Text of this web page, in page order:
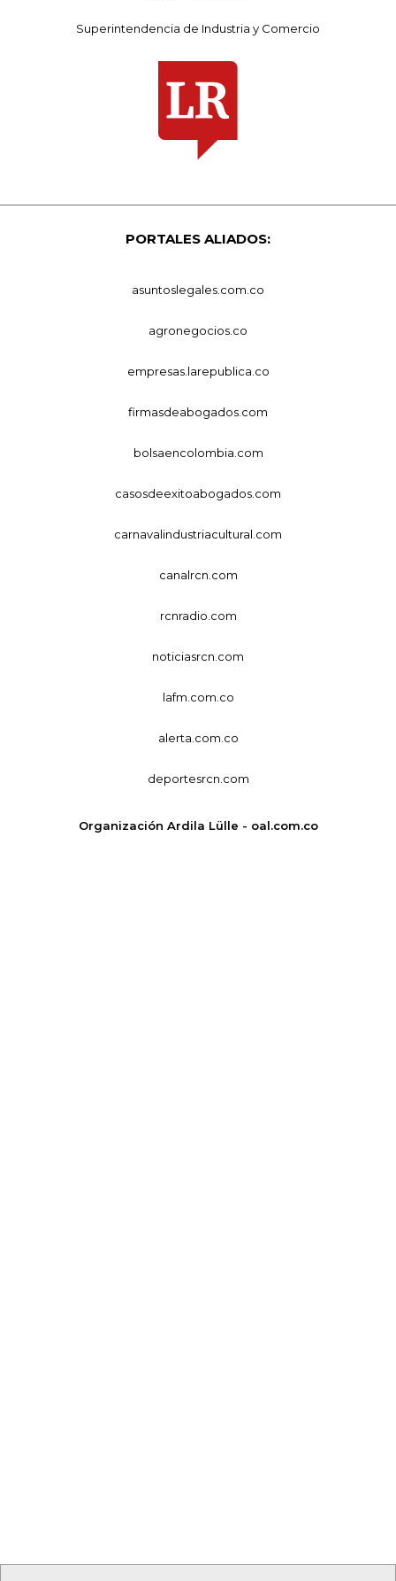
Superintendencia de Industria y Comercio
PORTALES ALIADOS:
asuntoslegales.com.co
agronegocios.co
empresas.larepublica.co
firmasdeabogados.com
bolsaencolombia.com
casosdeexitoabogados.com
carnavalindustriacultural.com
canalrcn.com
rcnradio.com
noticiasrcn.com
lafm.com.co
alerta.com.co
deportesrcn.com
Organización Ardila Lülle - oal.com.co